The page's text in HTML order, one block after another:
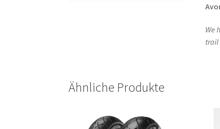
We
trail
Ähnliche Produkte